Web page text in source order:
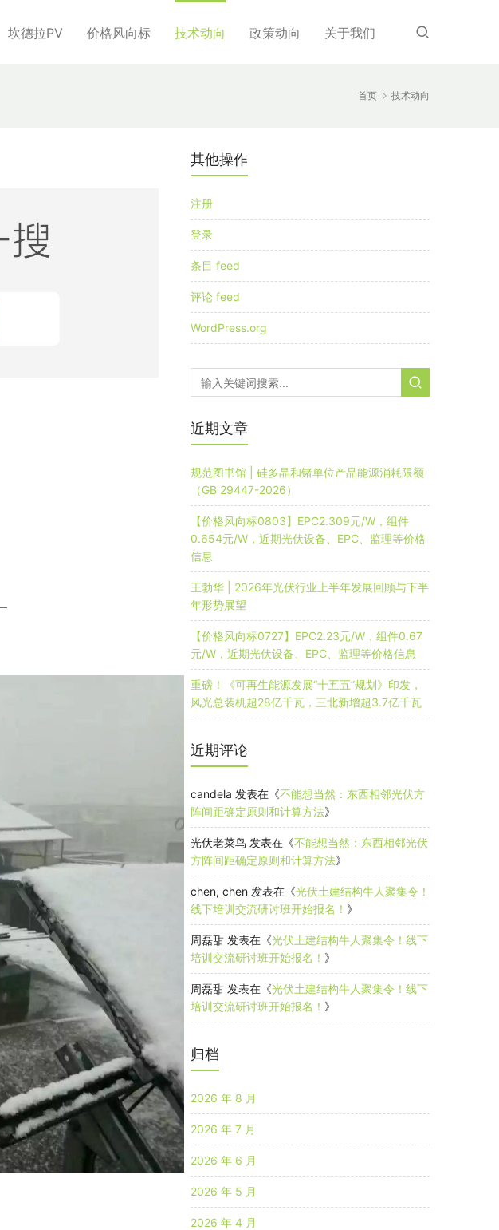
坎德拉PV 价格风向标 技术动向 政策动向 关于我们
首页 技术动向
其他操作
注册
登录
条目 feed
评论 feed
WordPress.org
近期文章
规范图书馆 | 硅多晶和锗单位产品能源消耗限额
（GB 29447-2026）
【价格风向标0803】EPC2.309元/W，组件
0.654元/W，近期光伏设备、EPC、监理等价格
信息
王勃华 | 2026年光伏行业上半年发展回顾与下半
年形势展望
【价格风向标0727】EPC2.23元/W，组件0.67
元/W，近期光伏设备、EPC、监理等价格信息
重磅！《可再生能源发展“十五五”规划》印发，
风光总装机超28亿千瓦，三北新增超3.7亿千瓦
近期评论
candela 发表在《不能想当然：东西相邻光伏方
阵间距确定原则和计算方法》
光伏老菜鸟 发表在《不能想当然：东西相邻光伏
方阵间距确定原则和计算方法》
chen, chen 发表在《光伏土建结构牛人聚集令！
线下培训交流研讨班开始报名！ 》
周磊甜 发表在《光伏土建结构牛人聚集令！线下
培训交流研讨班开始报名！ 》
周磊甜 发表在《光伏土建结构牛人聚集令！线下
培训交流研讨班开始报名！ 》
归档
2026 年 8 月
2026 年 7 月
2026 年 6 月
2026 年 5 月
2026 年 4 月